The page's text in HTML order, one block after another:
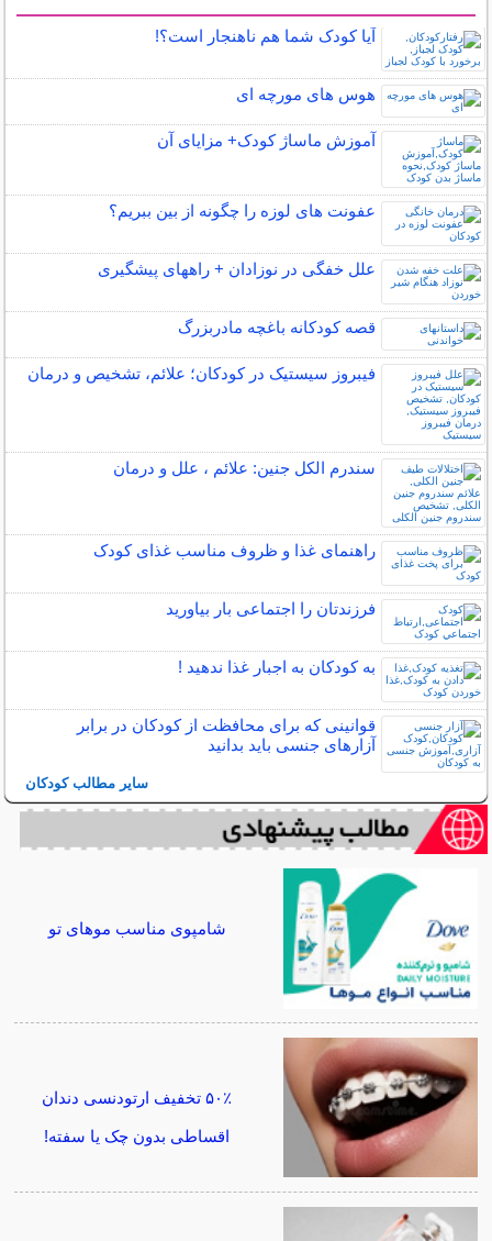
آیا کودک شما هم ناهنجار است؟!
هوس های مورچه ای
آموزش ماساژ کودک+ مزایای آن
عفونت های لوزه را چگونه از بین ببریم؟
علل خفگی در نوزادان + راههای پیشگیری
قصه کودکانه باغچه مادربزرگ
فیبروز سیستیک در کودکان؛ علائم، تشخیص و درمان
سندرم الکل جنین: علائم ، علل و درمان
راهنمای غذا و ظروف مناسب غذای کودک
فرزندتان را اجتماعی بار بیاورید
به کودکان به اجبار غذا ندهید !
قوانینی که برای محافظت از کودکان در برابر
آزارهای جنسی باید بدانید
سایر مطالب کودکان
شامپوی مناسب موهای تو
۵۰٪ تخفیف ارتودنسی دندان
اقساطی بدون چک یا سفته!